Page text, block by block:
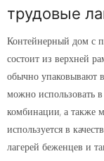
трудовые
Контейнерный дом с
состоит из верхней
обычно упаковывают
можно использовать
комбинации, а также
используется в
лагерей беженцев и